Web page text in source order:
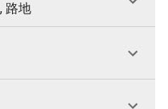
路地